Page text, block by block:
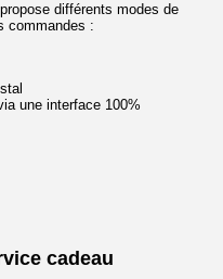
différents modes de
commandes :
une interface 100%
cadeau